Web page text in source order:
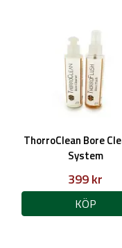
ThorroClean Bore
System
399 kr
KÖP